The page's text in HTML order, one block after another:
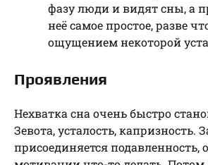
фазу люди и видят сны, а
неё самое простое, разве
ощущением некоторой
Проявления
Нехватка сна очень быстро
Зевота, усталость, капризность.
присоединяется подавленность,